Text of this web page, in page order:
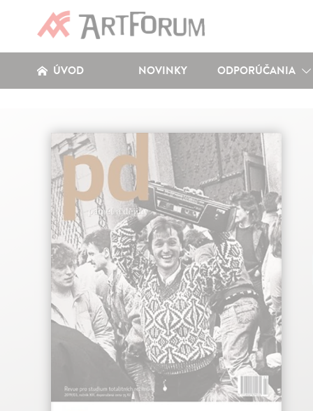
ÚVOD NOVINKY ODPORÚČANIA